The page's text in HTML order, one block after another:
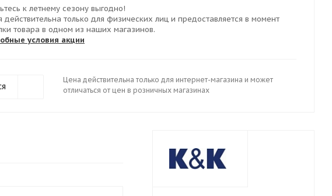
к летнему сезону выгодно!
действительна только для физических лиц и предоставляется в момент
товара в одном из наших магазинов.
условия акции
Цена действительна только для интернет-магазина и может
отличаться от цен в розничных магазинах